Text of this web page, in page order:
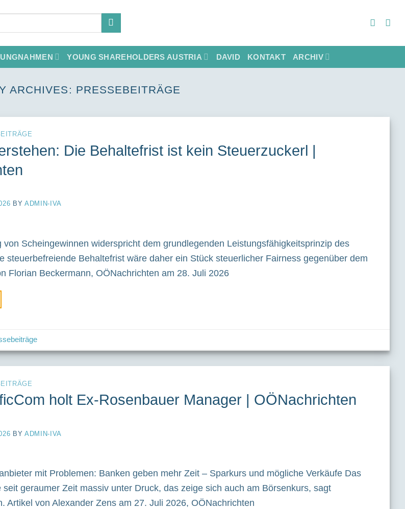
YOUNG SHAREHOLDERS AUSTRIA DAVID KONTAKT ARCHIV
ARCHIVES: PRESSEBEITRÄGE
Die Behaltefrist ist kein Steuerzuckerl |
BYADMIN-IVA
von Scheingewinnen widerspricht dem grundlegenden Leistungsfähigkeitsprinzip des
steuerbefreiende Behaltefrist wäre daher ein Stück steuerlicher Fairness gegenüber dem
Florian Beckermann, OÖNachrichten am 28. Juli 2026
holt Ex-Rosenbauer Manager | OÖNachrichten
BYADMIN-IVA
mit Problemen: Banken geben mehr Zeit – Sparkurs und mögliche Verkäufe Das
seit geraumer Zeit massiv unter Druck, das zeige sich auch am Börsenkurs, sagt
Artikel von Alexander Zens am 27. Juli 2026, OÖNachrichten